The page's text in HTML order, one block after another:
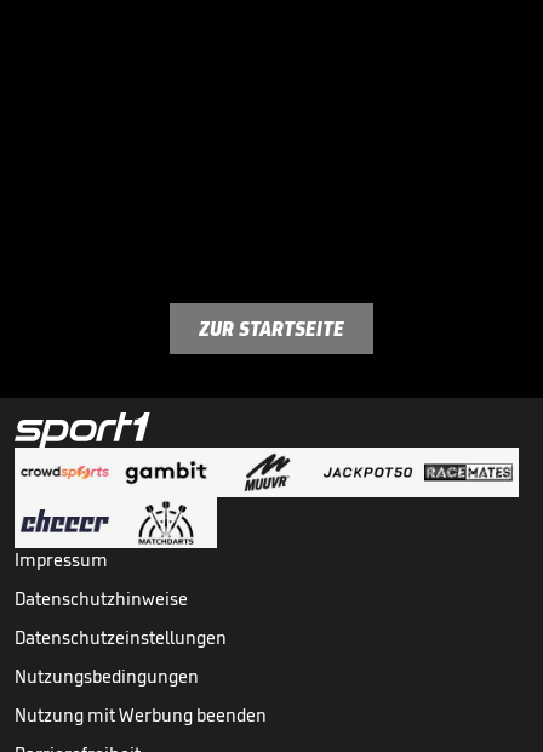
ZUR STARTSEITE
Impressum
Datenschutzhinweise
Datenschutzeinstellungen
Nutzungsbedingungen
Nutzung mit Werbung beenden